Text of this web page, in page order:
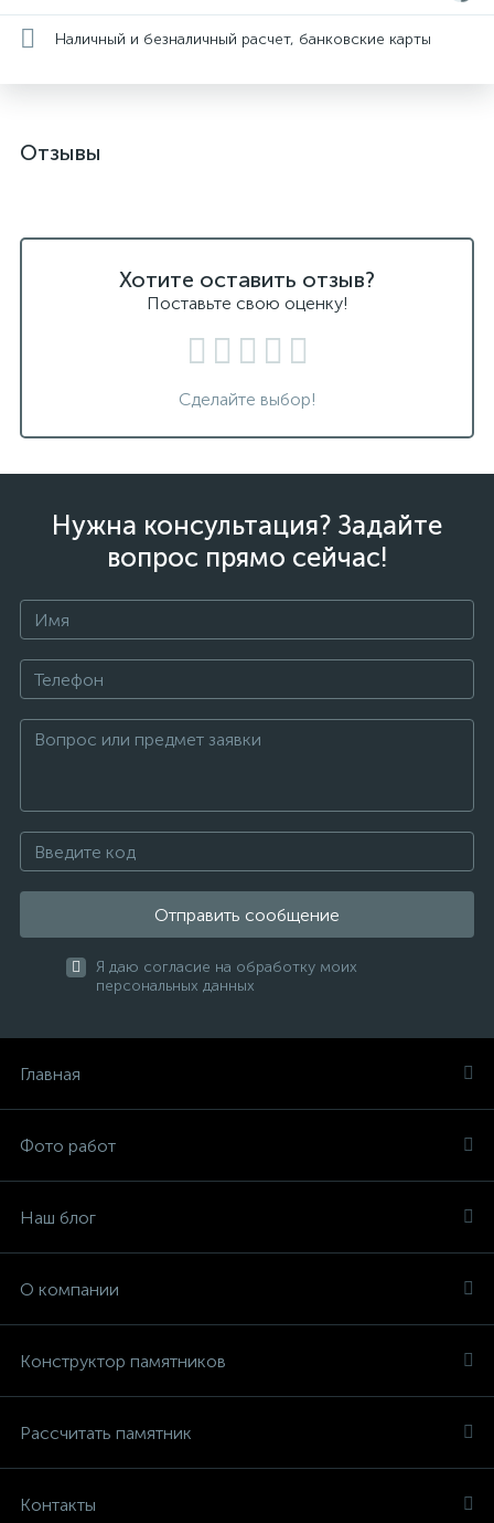
Наличный и безналичный расчет, банковские карты
Отзывы
Хотите оставить отзыв?
Поставьте свою оценку!
Сделайте выбор!
Нужна консультация? Задайте
вопрос прямо сейчас!
Отправить сообщение
Я даю согласие на обработку моих
персональных данных
Главная
Фото работ
Наш блог
О компании
Конструктор памятников
Рассчитать памятник
Контакты